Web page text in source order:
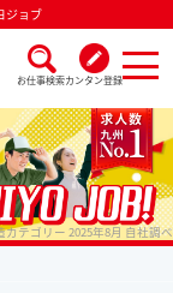
ジョブ
お仕事検索カンタン登録
テゴリー 2025年8月 自社調べ